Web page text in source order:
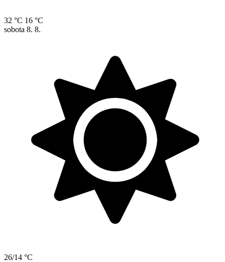
32 °C 16 °C
sobota 8. 8.
26/14 °C